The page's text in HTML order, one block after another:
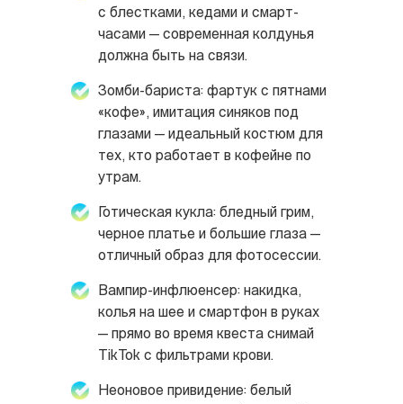
с блестками, кедами и смарт-
часами — современная колдунья
должна быть на связи.
Зомби-бариста: фартук с пятнами
«кофе», имитация синяков под
глазами — идеальный костюм для
тех, кто работает в кофейне по
утрам.
Готическая кукла: бледный грим,
черное платье и большие глаза —
отличный образ для фотосессии.
Вампир-инфлюенсер: накидка,
колья на шее и смартфон в руках
— прямо во время квеста снимай
TikTok с фильтрами крови.
Неоновое привидение: белый